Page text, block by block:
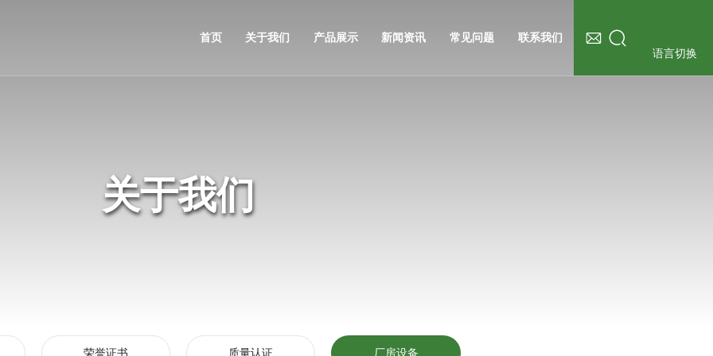
首页 关于我们 产品展示 新闻资讯 常见问题 联系我们
语言切换
关于我们
荣誉证书 质量认证 厂房设备